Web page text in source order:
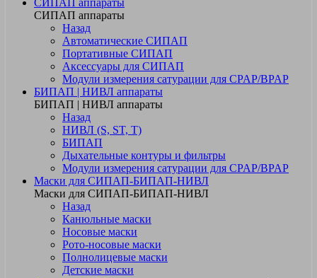
СИПАП аппараты
СИПАП аппараты
Назад
Автоматические СИПАП
Портативные СИПАП
Аксессуары для СИПАП
Модули измерения сатурации для CPAP/BPAP
БИПАП | НИВЛ аппараты
БИПАП | НИВЛ аппараты
Назад
НИВЛ (S, ST, T)
БИПАП
Дыхательные контуры и фильтры
Модули измерения сатурации для CPAP/BPAP
Маски для СИПАП-БИПАП-НИВЛ
Маски для СИПАП-БИПАП-НИВЛ
Назад
Канюльные маски
Носовые маски
Рото-носовые маски
Полнолицевые маски
Детские маски